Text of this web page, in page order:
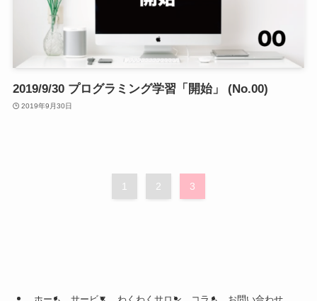
2019/9/30 プログラミング学習「開始」 (No.00)
2019年9月30日
1 2 3